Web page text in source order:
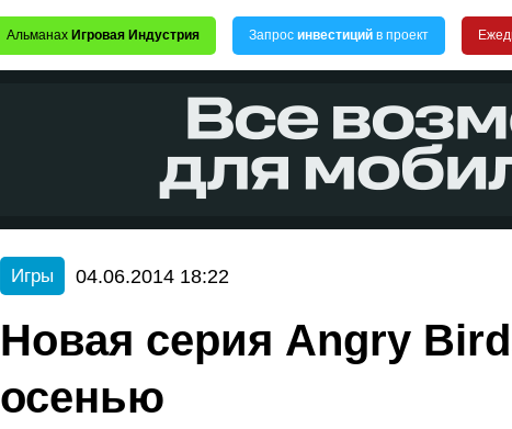
Альманах Игровая Индустрия Запрос инвестиций в проект
Игры 04.06.2014 18:22
Новая серия Angry
осенью